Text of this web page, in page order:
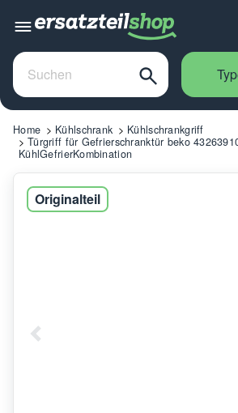
Home Kühlschrank
Kühlschrankgriff
Türgriff für Gefrierschranktür beko
KühlGefrierKombination
Originalteil